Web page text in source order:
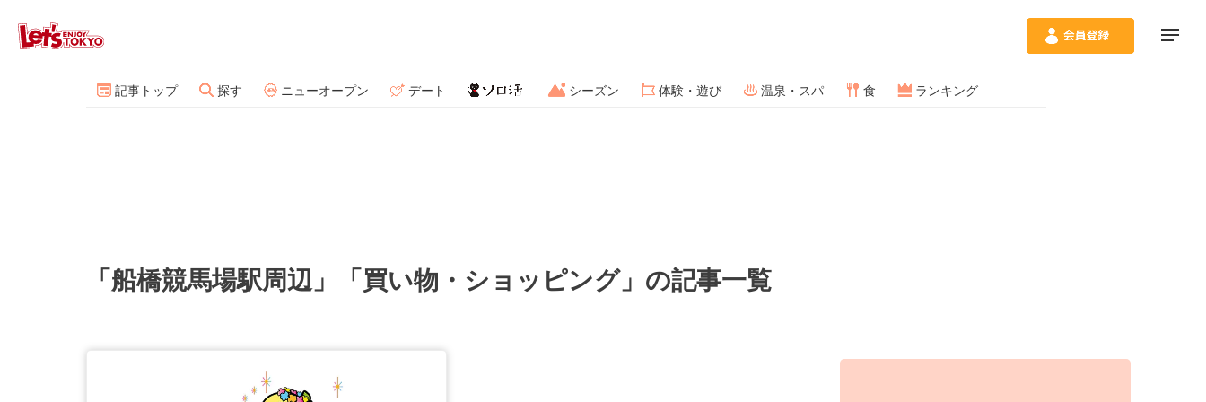
記事トップ 探す ニューオープン デート シーズン 体験・遊び 温泉・スパ 食 ランキング
「船橋競馬場駅周辺」「買い物・ショッピング」の記事一覧